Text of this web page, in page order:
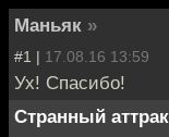
Маньяк »
#1 | 17.08.16 13:59
Ух! Спасибо!
Странный